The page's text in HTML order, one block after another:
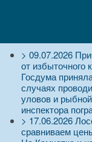
> 09.07.2026
от избыточного
Госдума
случаях
уловов и
инспектора
> 17.06.2026
сравниваем